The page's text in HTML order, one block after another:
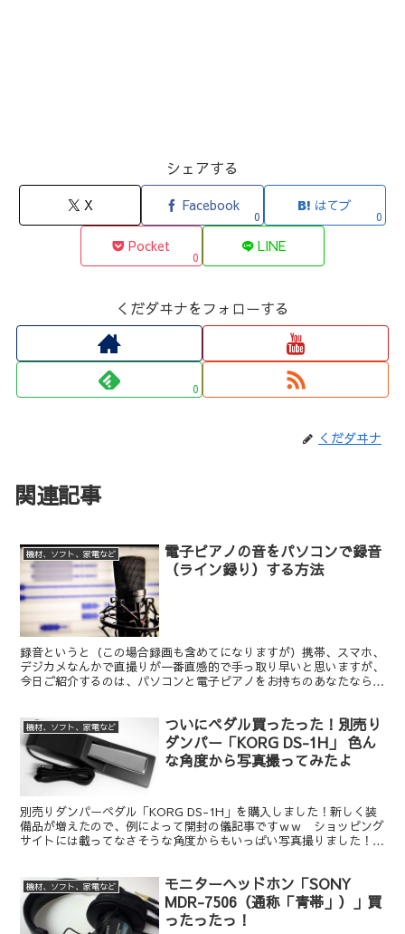
シェアする
X Facebook
0
はてブ
0
Pocket
0
LINE
くだダヰナをフォローする
0
くだダヰナ
関連記事
機材、ソフト、家電など
電子ピアノの音をパソコンで録音
（ライン録り）する方法
録音というと（この場合録画も含めてになりますが）携帯、スマホ、
デジカメなんかで直撮りが一番直感的で手っ取り早いと思いますが、
今日ご紹介するのは、パソコンと電子ピアノをお持ちのあなたなら、
機材、ソフト、家電など
ついにペダル買ったった！別売り
ダンパー「KORG DS-1H」 色ん
な角度から写真撮ってみたよ
別売りダンパーペダル「KORG DS-1H」を購入しました！新しく装
備品が増えたので、例によって開封の儀記事ですｗｗ ショッピング
サイトには載ってなさそうな角度からもいっぱい写真撮りました！付
も？ｗ
機材、ソフト、家電など
モニターヘッドホン「SONY
MDR-7506（通称「青帯」）」買
ったったっ！